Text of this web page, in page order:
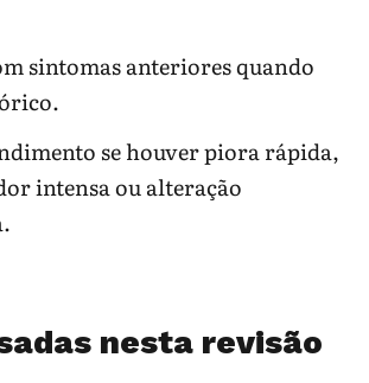
sintomas anteriores quando
se houver piora rápida,
intensa ou alteração
nesta revisão